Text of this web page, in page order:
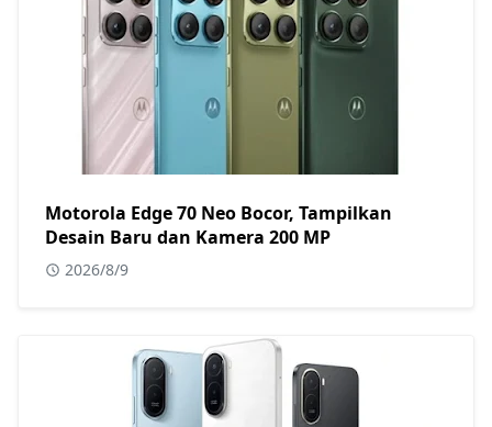
Motorola Edge 70 Neo Bocor, Tampilkan
Desain Baru dan Kamera 200 MP
2026/8/9